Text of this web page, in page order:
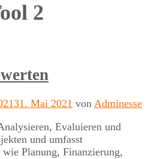
2
31. Mai 2021 von Adminesse
Evaluieren und
und umfasst
Planung, Finanzierung,